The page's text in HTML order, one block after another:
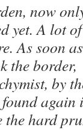
now
yet. A lot
As soon
the
by
again
hard